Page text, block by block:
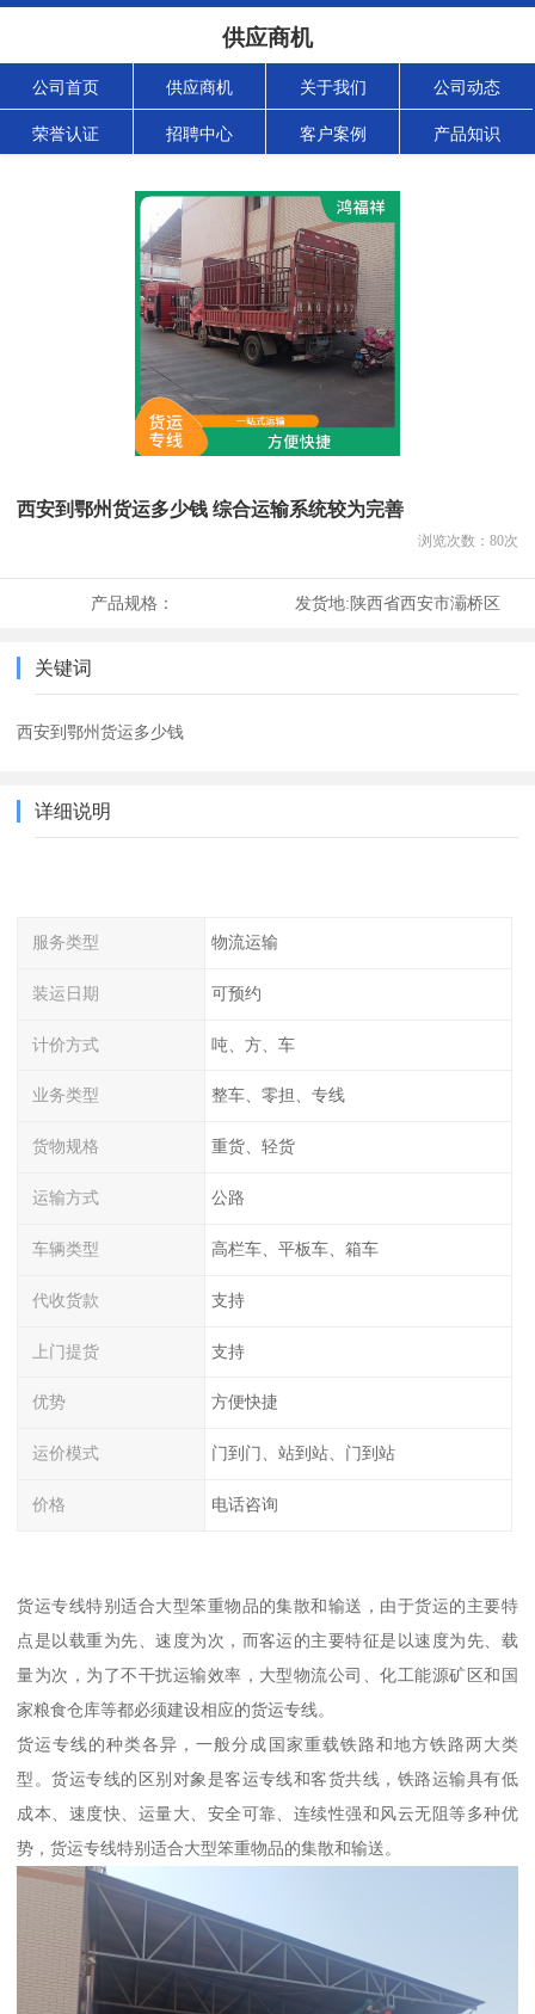
供应商机
公司首页 供应商机 关于我们 公司动态
荣誉认证 招聘中心 客户案例 产品知识
西安到鄂州货运多少钱 综合运输系统较为完善
浏览次数： 80次
产品规格： 发货地:陕西省西安市灞桥区
关键词
西安到鄂州货运多少钱
详细说明
服务类型 物流运输
装运日期 可预约
计价方式 吨、方、车
业务类型 整车、零担、专线
货物规格 重货、轻货
运输方式 公路
车辆类型 高栏车、平板车、箱车
代收货款 支持
上门提货 支持
优势 方便快捷
运价模式 门到门、站到站、门到站
价格 电话咨询
货运专线特别适合大型笨重物品的集散和输送，由于货运的主要特
点是以载重为先、速度为次，而客运的主要特征是以速度为先、载
量为次，为了不干扰运输效率，大型物流公司、化工能源矿区和国
家粮食仓库等都必须建设相应的货运专线。
货运专线的种类各异，一般分成国家重载铁路和地方铁路两大类
型。货运专线的区别对象是客运专线和客货共线，铁路运输具有低
成本、速度快、运量大、安全可靠、连续性强和风云无阻等多种优
势，货运专线特别适合大型笨重物品的集散和输送。